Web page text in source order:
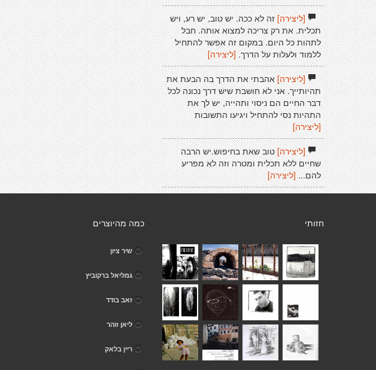
[ליצירה]זה לא ככה. יש טוב, יש רע, ויש
תכלית. את רק צריכה למצוא אותה. חבל
לתהות כל היום. במקום זה אפשר להתחיל
ללמוד ולעלות על הדרך. [ליצירה]
[ליצירה]אהבתי את הדרך בה הבעת את
תהיותייך. אני לא חושבת שיש דרך נכונה לכל
דבר החיים הם ניסוי ותהייה, יש לך את
התהיות נסי להתחיל ויגיעו התשובות
[ליצירה]
[ליצירה]טוב שאת בחיפוש.יש הרבה
שחיים ללא תכלית ומטרה וזה לא מפריע
להם... [ליצירה]
כמה מהיוצרים
שיר ציון
גמליאל ברקוביץ
זאב בודד
ליאן זוהר
ריין בלאק
חזותי